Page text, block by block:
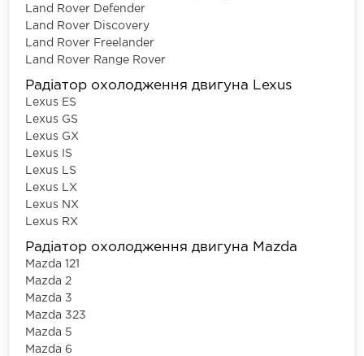
Land Rover Defender
Land Rover Discovery
Land Rover Freelander
Land Rover Range Rover
Радіатор охолодження двигуна Lexus
Lexus ES
Lexus GS
Lexus GX
Lexus IS
Lexus LS
Lexus LX
Lexus NX
Lexus RX
Радіатор охолодження двигуна Mazda
Mazda 121
Mazda 2
Mazda 3
Mazda 323
Mazda 5
Mazda 6